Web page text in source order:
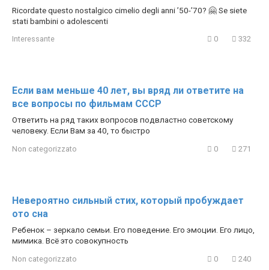
Ricordate questo nostalgico cimelio degli anni ’50-’70? 🤗 Se siete
stati bambini o adolescenti
Interessante 0 332
Если вам меньше 40 лет, вы вряд ли ответите на
все вопросы по фильмам СССР
Ответить на ряд таких вопросов подвластно советскому
человеку. Если Вам за 40, то быстро
Non categorizzato 0 271
Невероятно сильный стих, который пробуждает
ото сна
Ребенок – зеркало семьи. Его поведение. Его эмоции. Его лицо,
мимика. Всё это совокупность
Non categorizzato 0 240